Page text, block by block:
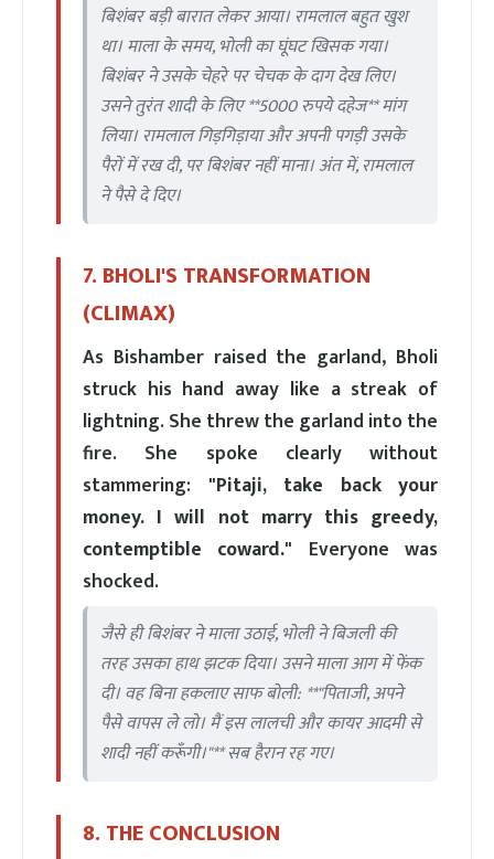
बिशंबर बड़ी बारात लेकर आया। रामलाल बहुत खुश
था। माला के समय, भोली का घूंघट खिसक गया।
बिशंबर ने उसके चेहरे पर चेचक के दाग देख लिए।
उसने तुरंत शादी के लिए **5000 रुपये दहेज** मांग
लिया। रामलाल गिड़गिड़ाया और अपनी पगड़ी उसके
पैरों में रख दी, पर बिशंबर नहीं माना। अंत में, रामलाल
ने पैसे दे दिए।
7. BHOLI'S TRANSFORMATION
(CLIMAX)
As Bishamber raised the garland, Bholi
struck his hand away like a streak of
lightning. She threw the garland into the
fire. She spoke clearly without
stammering: "Pitaji, take back your
money. I will not marry this greedy,
contemptible coward." Everyone was
shocked.
जैसे ही बिशंबर ने माला उठाई, भोली ने बिजली की
तरह उसका हाथ झटक दिया। उसने माला आग में फेंक
दी। वह बिना हकलाए साफ बोली: **"पिताजी, अपने
पैसे वापस ले लो। मैं इस लालची और कायर आदमी से
शादी नहीं करूँगी।"** सब हैरान रह गए।
8. THE CONCLUSION